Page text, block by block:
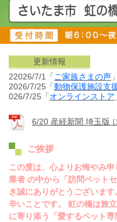
更新情報
22026/7/1「 ご家族さまの声
2026/7/25「 動物保護施設支
026/7/25「 オンラインストア
6/20 産経新聞 埼玉版
ご挨拶
この度は、心よりお悔やみ
業者 の中から「訪問ペット
き誠にありがとうございま
辛いことです。 虹の橋は旅
に寄り添う「愛するペット